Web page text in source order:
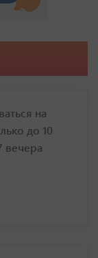
на
до 10
вечера